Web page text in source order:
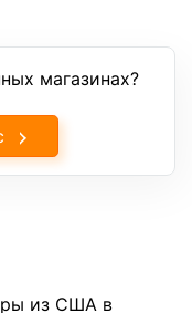
магазинах?
из США в